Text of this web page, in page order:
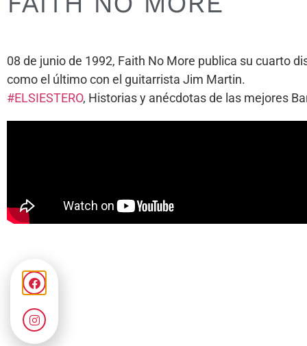
08 de junio de 1992, Faith No More publica su cuarto
como el último con el guitarrista Jim Martin.
#ELSIESTERO, Historias y anécdotas de las mejores